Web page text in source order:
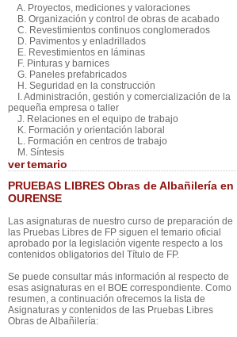
A. Proyectos, mediciones y valoraciones
B. Organización y control de obras de acabado
C. Revestimientos continuos conglomerados
D. Pavimentos y enladrillados
E. Revestimientos en láminas
F. Pinturas y barnices
G. Paneles prefabricados
H. Seguridad en la construcción
I. Administración, gestión y comercialización de la
pequeña empresa o taller
J. Relaciones en el equipo de trabajo
K. Formación y orientación laboral
L. Formación en centros de trabajo
M. Síntesis
vertemario
PRUEBAS LIBRES Obras de Albañilería en
OURENSE
Las asignaturas de nuestro curso de preparación de
las Pruebas Libres de FP siguen el temario oficial
aprobado por la legislación vigente respecto a los
contenidos obligatorios del Título de FP.
Se puede consultar más información al respecto de
esas asignaturas en el BOE correspondiente. Como
resumen, a continuación ofrecemos la lista de
Asignaturas y contenidos de las Pruebas Libres
Obras de Albañilería: